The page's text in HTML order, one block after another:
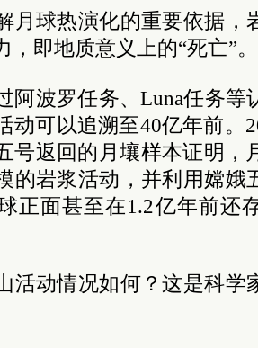
月球热演化的重要依据，
即地质意义上的“死亡”。
阿波罗任务、Luna任务等
动可以追溯至40亿年前。
号返回的月壤样本证明，
的岩浆活动，并利用嫦娥
正面甚至在1.2亿年前还
活动情况如何？这是科学